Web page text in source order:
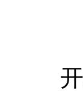
开发